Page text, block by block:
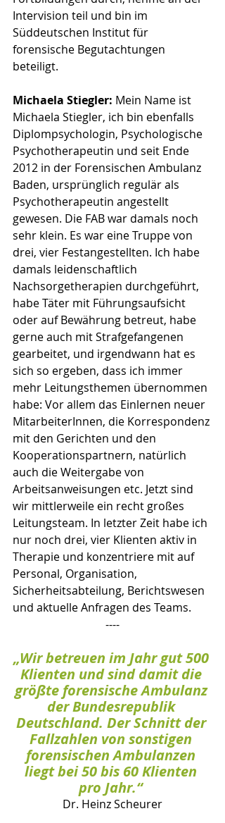
Intervision teil und bin im
Süddeutschen Institut für
forensische Begutachtungen
beteiligt.
Michaela Stiegler: Mein Name ist
Michaela Stiegler, ich bin ebenfalls
Diplompsychologin, Psychologische
Psychotherapeutin und seit Ende
2012 in der Forensischen Ambulanz
Baden, ursprünglich regulär als
Psychotherapeutin angestellt
gewesen. Die FAB war damals noch
sehr klein. Es war eine Truppe von
drei, vier Festangestellten. Ich habe
damals leidenschaftlich
Nachsorgetherapien durchgeführt,
habe Täter mit Führungsaufsicht
oder auf Bewährung betreut, habe
gerne auch mit Strafgefangenen
gearbeitet, und irgendwann hat es
sich so ergeben, dass ich immer
mehr Leitungsthemen übernommen
habe: Vor allem das Einlernen neuer
MitarbeiterInnen, die Korrespondenz
mit den Gerichten und den
Kooperationspartnern, natürlich
auch die Weitergabe von
Arbeitsanweisungen etc. Jetzt sind
wir mittlerweile ein recht großes
Leitungsteam. In letzter Zeit habe ich
nur noch drei, vier Klienten aktiv in
Therapie und konzentriere mit auf
Personal, Organisation,
Sicherheitsabteilung, Berichtswesen
und aktuelle Anfragen des Teams.
----
„Wir betreuen im Jahr gut 500
Klienten und sind damit die
größte forensische Ambulanz
der Bundesrepublik
Deutschland. Der Schnitt der
Fallzahlen von sonstigen
forensischen Ambulanzen
liegt bei 50 bis 60 Klienten
pro Jahr.“
Dr. Heinz Scheurer